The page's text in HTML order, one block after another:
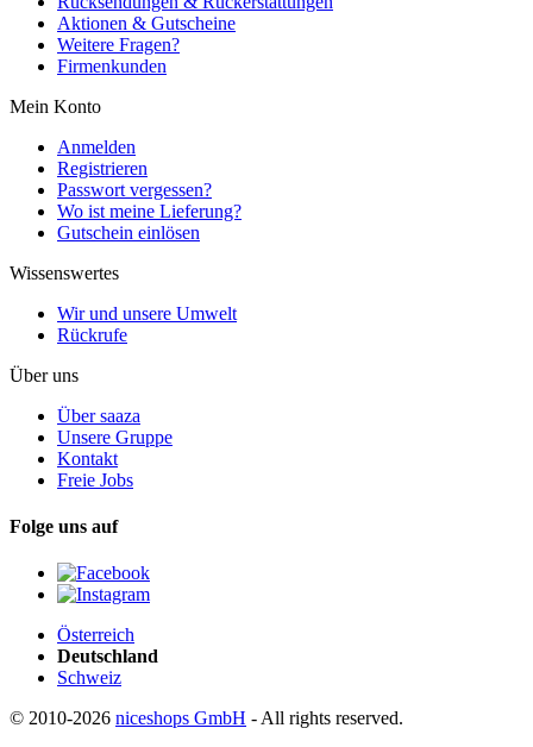
Aktionen & Gutscheine
Weitere Fragen?
Firmenkunden
Mein Konto
Anmelden
Registrieren
Passwort vergessen?
Wo ist meine Lieferung?
Gutschein einlösen
Wissenswertes
Wir und unsere Umwelt
Rückrufe
Über uns
Über saaza
Unsere Gruppe
Kontakt
Freie Jobs
Folge uns auf
Österreich
Deutschland
Schweiz
© 2010-2026 niceshops GmbH - All rights reserved.